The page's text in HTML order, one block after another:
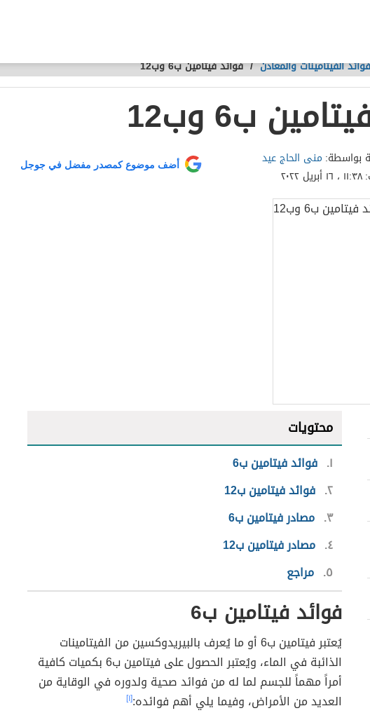
فوائد الفيتامينات والمعادن /فوائد فيتامين ب6 وب12
ب6 وب12
بواسطة: منى الحاج عيد
١١:٣٨ ، ١٦ أبريل ٢٠٢٢
أضف موضوع كمصدر مفضل في جوجل
محتويات
١ فوائد فيتامين ب6
٢ فوائد فيتامين ب12
٣ مصادر فيتامين ب6
٤ مصادر فيتامين ب12
٥ مراجع
فوائد فيتامين ب6
يُعتبر فيتامين ب6 أو ما يُعرف بالبيريدوكسين من الفيتامينات
الذائبة في الماء، ويُعتبر الحصول على فيتامين ب6 بكميات كافية
أمراً مهماً للجسم لما له من فوائد صحية ولدوره في الوقاية من
العديد من الأمراض، وفيما يلي أهم فوائده:[١]